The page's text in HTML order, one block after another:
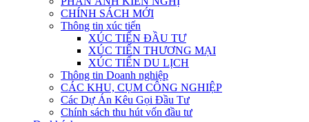
CHÍNH SÁCH MỚI
Thông tin xúc tiến
XÚC TIẾN ĐẦU TƯ
XÚC TIẾN THƯƠNG MẠI
XÚC TIẾN DU LỊCH
Thông tin Doanh nghiệp
CÁC KHU, CỤM CÔNG NGHIỆP
Các Dự Án Kêu Gọi Đầu Tư
Chính sách thu hút vốn đầu tư